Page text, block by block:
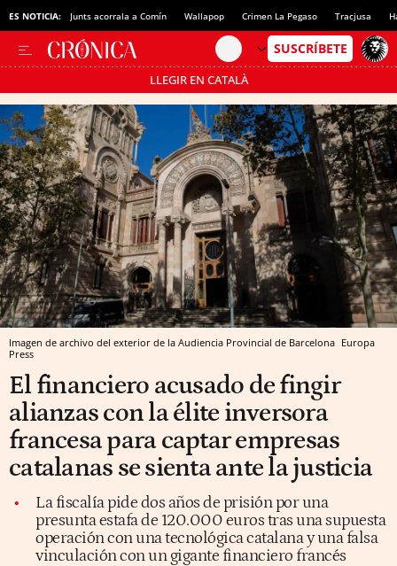
ES NOTICIA: Junts acorrala a Comín Wallapop Crimen La Pegaso Tracjusa
LLEGIR EN CATALÀ
Pásate al MODO AHORRO
Imagen de archivo del exterior de la Audiencia Provincial de Barcelona Europa
Press
El financiero acusado de fingir
alianzas con la élite inversora
francesa para captar empresas
catalanas se sienta ante la justicia
La fiscalía pide dos años de prisión por una
presunta estafa de 120.000 euros tras una supuesta
operación con una tecnológica catalana y una falsa
vinculación con un gigante financiero francés